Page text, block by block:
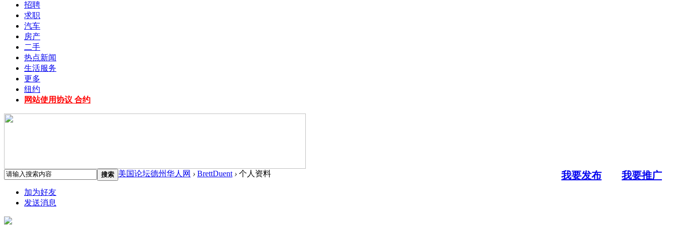
招聘
求职
汽车
房产
二手
热点新闻
生活服务
更多
纽约
网站使用协议 合约
搜索 我要发布 我要推广
美国论坛德州华人网 › BrettDuent › 个人资料
加为好友
发送消息